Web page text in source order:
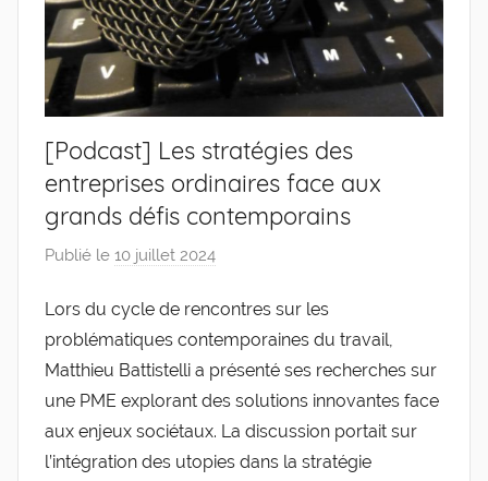
[Podcast] Les stratégies des
entreprises ordinaires face aux
grands défis contemporains
Publié le 10 juillet 2024
r
g
l
e
v
i
Lors du cycle de rencontres sur les
problématiques contemporaines du travail,
Matthieu Battistelli a présenté ses recherches sur
une PME explorant des solutions innovantes face
aux enjeux sociétaux. La discussion portait sur
l’intégration des utopies dans la stratégie